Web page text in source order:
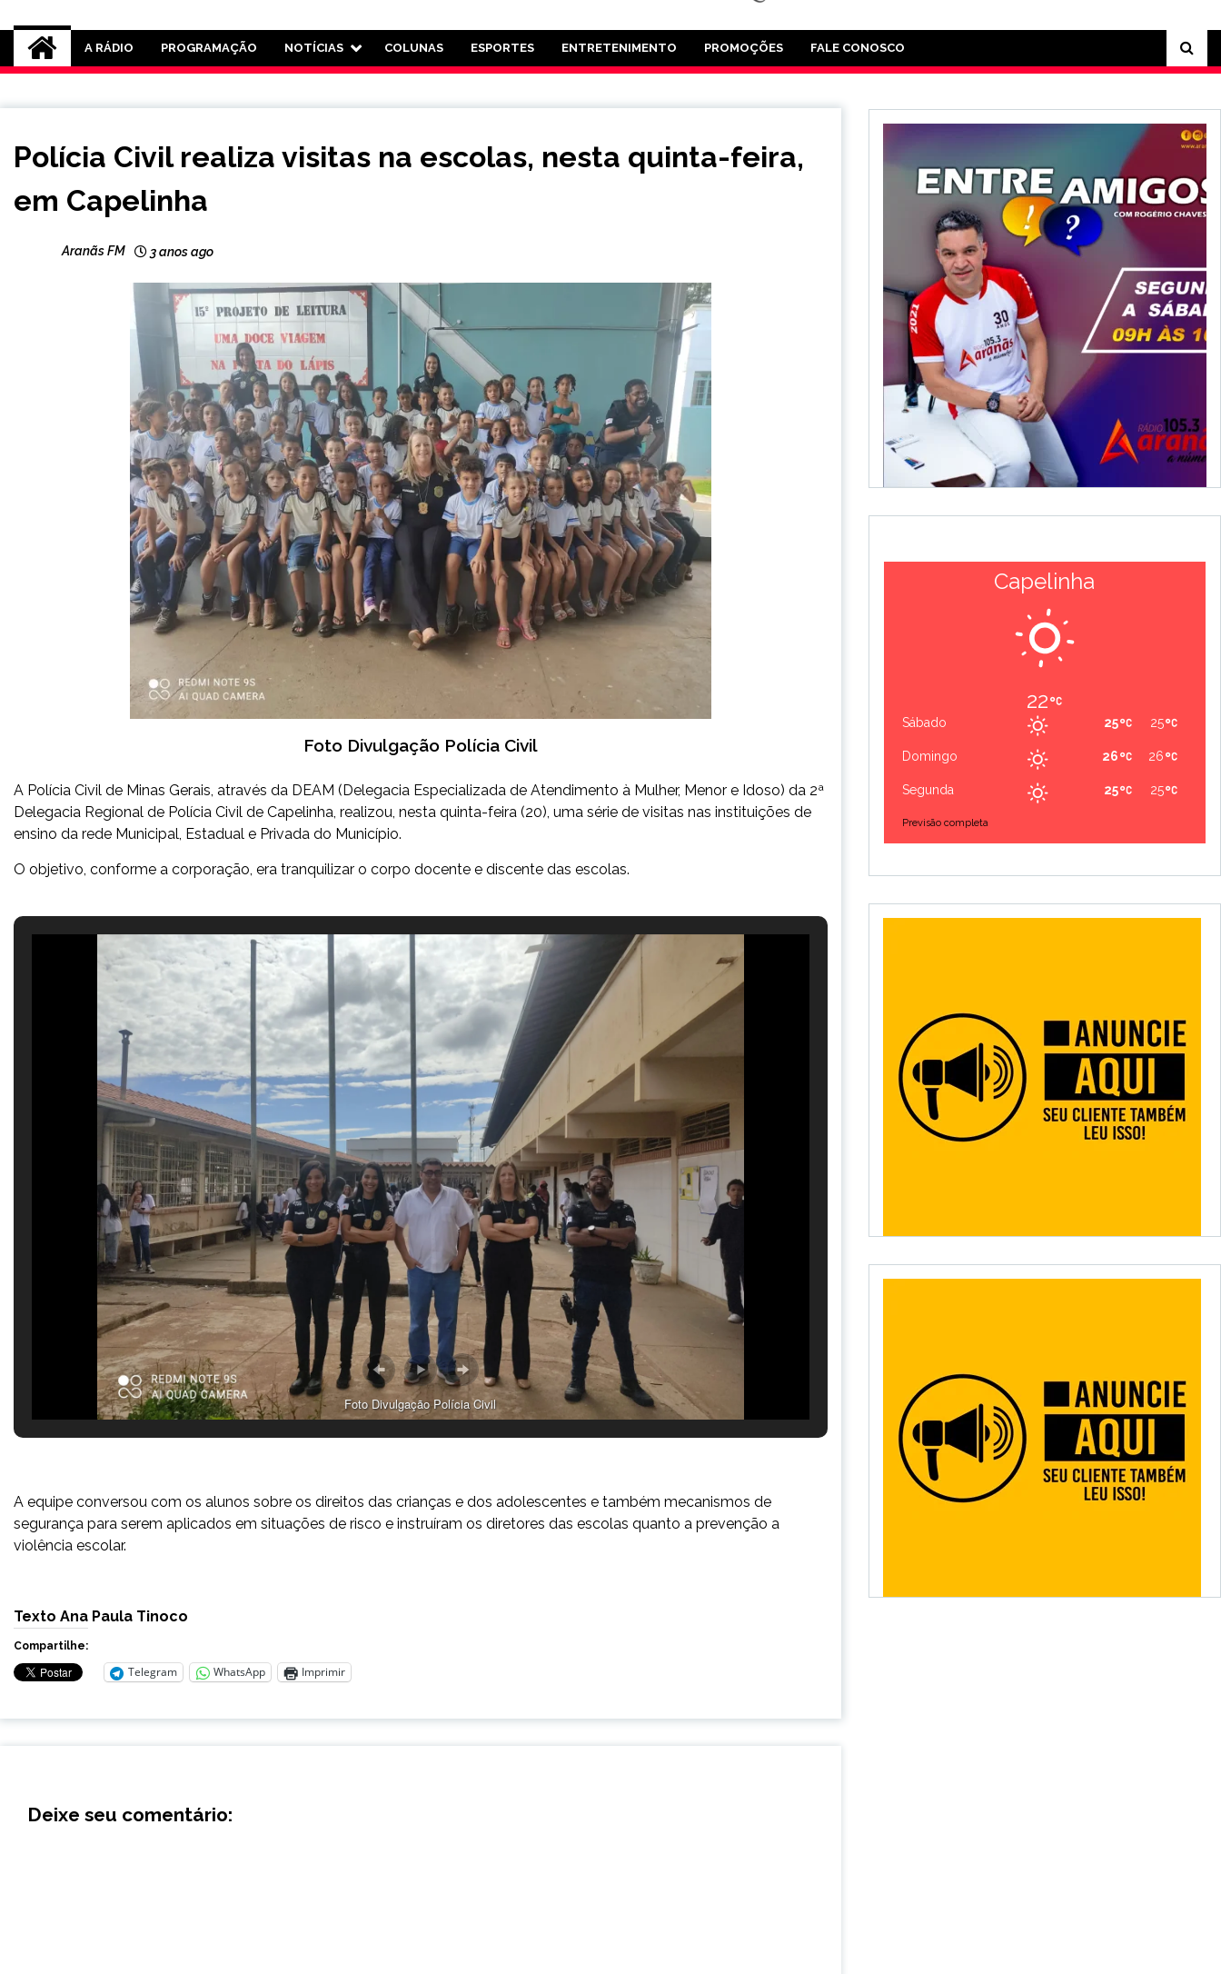
Rádio Aranãs 105.3
A RÁDIO PROGRAMAÇÃO NOTÍCIAS COLUNAS ESPORTES ENTRETENIMENTO PROMOÇÕES FALE CONOSCO
NOTÍCIAS
Polícia Civil realiza visitas na escolas, nesta quinta-feira,
em Capelinha
Aranãs FM 3 anos ago
Foto Divulgação Polícia Civil
A Polícia Civil de Minas Gerais, através da DEAM (Delegacia Especializada de Atendimento à Mulher, Menor e Idoso) da 2ª
Delegacia Regional de Polícia Civil de Capelinha, realizou, nesta quinta-feira (20), uma série de visitas nas instituições de
ensino da rede Municipal, Estadual e Privada do Município.
O objetivo, conforme a corporação, era tranquilizar o corpo docente e discente das escolas.
Foto Divulgação Polícia Civil
A equipe conversou com os alunos sobre os direitos das crianças e dos adolescentes e também mecanismos de
segurança para serem aplicados em situações de risco e instruíram os diretores das escolas quanto a prevenção a
violência escolar.
Texto Ana Paula Tinoco
Compartilhe:
Telegram WhatsApp Imprimir
Deixe seu comentário:
Capelinha
22
Sábado 25
25
Domingo 26
26
Segunda 25
25
Previsão completa